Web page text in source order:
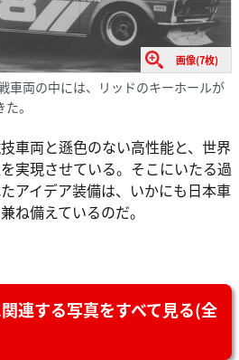
画像(7枚)
車両の中には、リッドのキーホールが
。
車両と遜色のない高性能と、世界
実現させている。そこにいたる過
アイデア装備は、いかにも日本車
ね備えているのだ。
関連する写真をすべて見る(全